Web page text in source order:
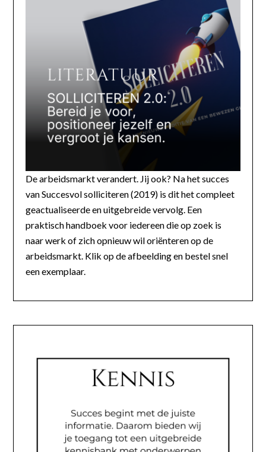
De arbeidsmarkt verandert. Jij ook? Na het succes
van Succesvol solliciteren (2019) is dit het compleet
geactualiseerde en uitgebreide vervolg. Een
praktisch handboek voor iedereen die op zoek is
naar werk of zich opnieuw wil oriënteren op de
arbeidsmarkt. Klik op de afbeelding en bestel snel
een exemplaar.